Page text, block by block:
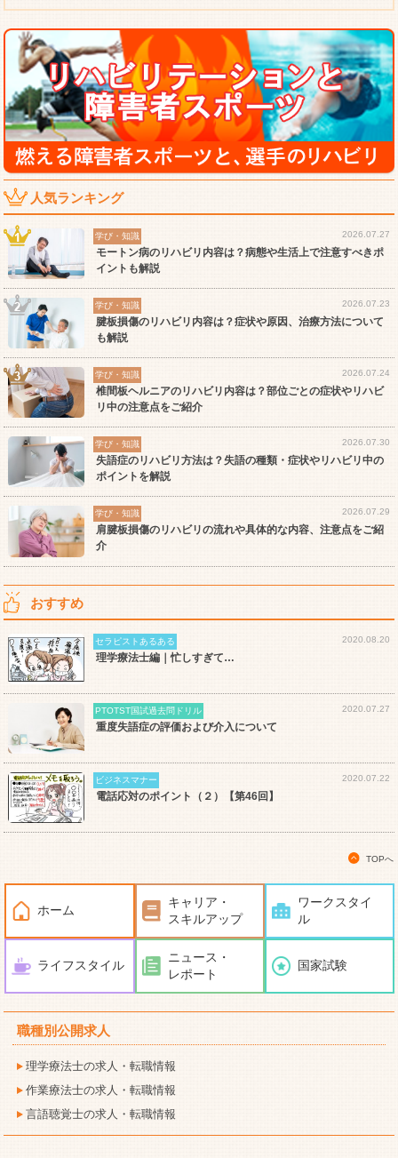
人気ランキング
学び・知識 2026.07.27
モートン病のリハビリ内容は？病態や生活上で注意すべきポ
イントも解説
学び・知識 2026.07.23
腱板損傷のリハビリ内容は？症状や原因、治療方法について
も解説
学び・知識 2026.07.24
椎間板ヘルニアのリハビリ内容は？部位ごとの症状やリハビ
リ中の注意点をご紹介
学び・知識 2026.07.30
失語症のリハビリ方法は？失語の種類・症状やリハビリ中の
ポイントを解説
学び・知識 2026.07.29
肩腱板損傷のリハビリの流れや具体的な内容、注意点をご紹
介
おすすめ
セラピストあるある 2020.08.20
理学療法士編｜忙しすぎて…
PTOTST国試過去問ドリル 2020.07.27
重度失語症の評価および介入について
ビジネスマナー 2020.07.22
電話応対のポイント（２）【第46回】
TOPへ
ホーム
キャリア・
スキルアップ
ワークスタイ
ル
ライフスタイル
ニュース・
レポート
国家試験
職種別公開求人
理学療法士の求人・転職情報
作業療法士の求人・転職情報
言語聴覚士の求人・転職情報